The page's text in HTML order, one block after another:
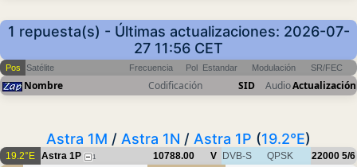
1 repuesta(s) - Últimas actualizaciones: 2026-07-
27 11:56 CET
Pos Satélite Frecuencia Pol Estandar Modulación SR/FEC
Nombre Codificación SID AudioActualización
Astra 1M / Astra 1N / Astra 1P (19.2°E)
19.2°E Astra 1P 1 10788.00 V DVB-S QPSK 22000 5/6